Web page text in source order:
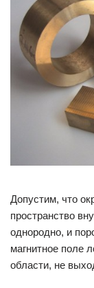
Допустим, что
пространство
однородно, и
магнитное поле
области, не